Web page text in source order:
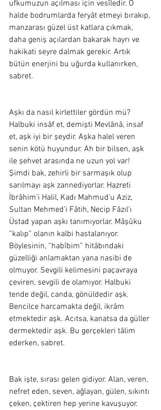
ufkumuzun açılması için vesîledir. O
halde bodrumlarda feryât etmeyi bırakıp,
manzarası güzel üst katlara çıkmak,
daha geniş açılardan bakarak hayrı ve
hakikati seyre dalmak gerekir. Artık
bütün enerjini bu uğurda kullanırken,
sabret.
Aşkı da nasıl kirlettiler gördün mü?
Halbuki insâf et, demişti Mevlânâ, insaf
et, aşk iyi bir şeydir. Aşka halel veren
senin kötü huyundur. Ah bir bilsen, aşk
ile şehvet arasında ne uzun yol var!
Şimdi bak, zehirli bir sarmaşık olup
sarılmayı aşk zannediyorlar. Hazreti
İbrâhim’i Halil, Kadı Mahmud’u Aziz,
Sultan Mehmed’i Fâtih, Necip Fâzıl’ı
Üstad yapan aşkı tanımıyorlar. Mâşûku
“kalıp” olanın kalbi hastalanıyor.
Böylesinin, “habîbim” hitâbındaki
güzelliği anlamaktan yana nasibi de
olmuyor. Sevgili kelimesini paçavraya
çeviren, sevgili de olamıyor. Halbuki
tende değil, canda, gönüldedir aşk.
Bencilce harcamakta değil, ikrâm
etmektedir aşk. Acıtsa, kanatsa da güller
dermektedir aşk. Bu gerçekleri tâlim
ederken, sabret.
Bak işte, sırası gelen gidiyor. Alan, veren,
nefret eden, seven, ağlayan, gülen, sıkıntı
çeken, çektiren hep yerine kavuşuyor.